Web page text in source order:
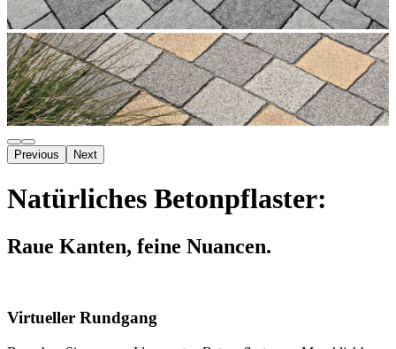
Previous Next
Natürliches Betonpflaster:
Raue Kanten, feine Nuancen.
Virtueller Rundgang